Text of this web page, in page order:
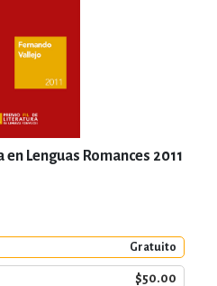
Lenguas Romances 2011
Gratuito
$50.00